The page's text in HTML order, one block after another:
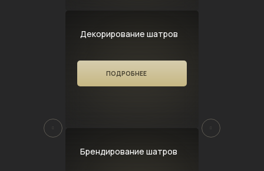
Декорирование шатров
ПОДРОБНЕЕ
Брендирование шатров